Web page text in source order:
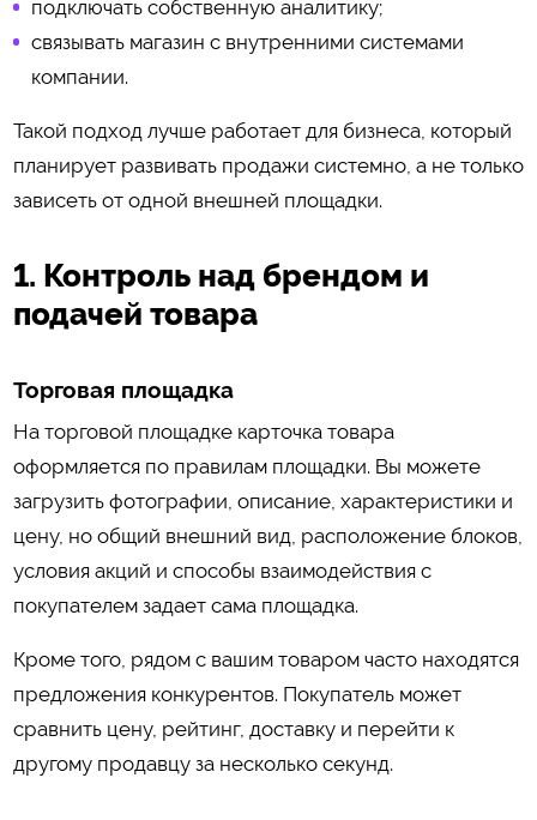
подключать собственную аналитику;
связывать магазин с внутренними системами
компании.
Такой подход лучше работает для бизнеса, который
планирует развивать продажи системно, а не только
зависеть от одной внешней площадки.
1. Контроль над брендом и
подачей товара
Торговая площадка
На торговой площадке карточка товара
оформляется по правилам площадки. Вы можете
загрузить фотографии, описание, характеристики и
цену, но общий внешний вид, расположение блоков,
условия акций и способы взаимодействия с
покупателем задает сама площадка.
Кроме того, рядом с вашим товаром часто находятся
предложения конкурентов. Покупатель может
сравнить цену, рейтинг, доставку и перейти к
другому продавцу за несколько секунд.